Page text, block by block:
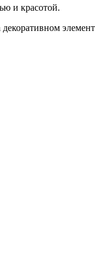
и красотой.